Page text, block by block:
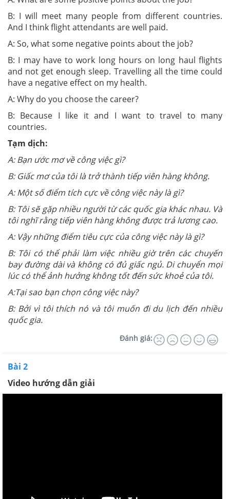
B: I will meet many people from different countries.
And I think flight attendants are well paid.
A: So, what some negative points about the job?
B: I may have to work long hours on long haul flights
and not get enough sleep. Travelling all the time could
have a negative effect on my health.
A: Why do you choose the career?
B: Because I like it and I want to travel to many
countries.
Tạm dịch:
A: Bạn ước mơ về công việc gì?
B: Giấc mơ của tôi là trở thành tiếp viên hàng không.
A: Một số điểm tích cực về công việc này là gì?
B: Tôi sẽ gặp nhiều người từ các quốc gia khác nhau. Và
tôi nghĩ rằng tiếp viên hàng không được trả lương cao.
A: Vậy những điểm tiêu cực của công việc này là gì?
B: Tôi có thể phải làm việc nhiều giờ trên các chuyến
bay đường dài và không có đủ giấc ngủ. Di chuyển mọi
lúc có thể ảnh hưởng không tốt đến sức khoẻ của tôi.
A:Tại sao bạn chọn công việc này?
B: Bởi vì tôi thích nó và tôi muốn đi du lịch đến nhiều
quốc gia.
Đánh giá:
Bài 2
Video hướng dẫn giải